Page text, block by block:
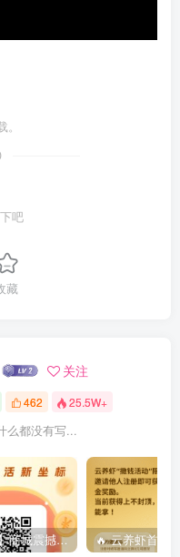
吧
藏
关注
462 25.5W+
么都没有写...
【金福来】商城震撼来袭~2026王炸摸式，全程零撸，三三滑落，每天只需要看完24个光告即可转米